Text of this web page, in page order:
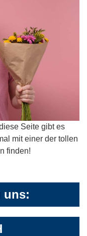
Seite gibt es
mit einer der tollen
finden!
uns: